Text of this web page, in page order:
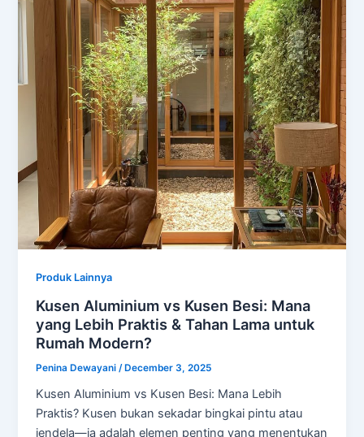
Produk Lainnya
Kusen Aluminium vs Kusen Besi: Mana
yang Lebih Praktis & Tahan Lama untuk
Rumah Modern?
Penina Dewayani /December 3, 2025
Kusen Aluminium vs Kusen Besi: Mana Lebih
Praktis? Kusen bukan sekadar bingkai pintu atau
jendela—ia adalah elemen penting yang menentukan